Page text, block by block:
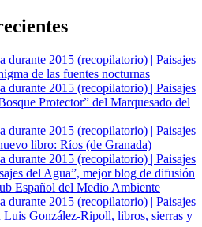
durante 2015 (recopilatorio) | Paisajes
de las fuentes nocturnas
durante 2015 (recopilatorio) | Paisajes
Protector” del Marquesado del
durante 2015 (recopilatorio) | Paisajes
libro: Ríos (de Granada)
durante 2015 (recopilatorio) | Paisajes
del Agua”, mejor blog de difusión
Español del Medio Ambiente
durante 2015 (recopilatorio) | Paisajes
Luis González-Ripoll, libros, sierras y